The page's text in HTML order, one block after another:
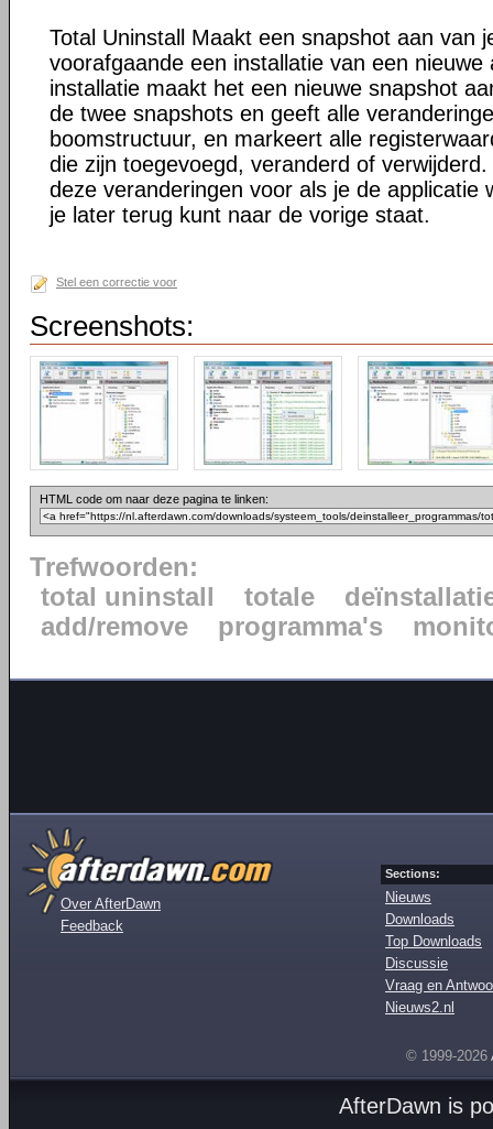
Total Uninstall Maakt een snapshot aan van
voorafgaande een installatie van een nieuwe
installatie maakt het een nieuwe snapshot
de twee snapshots en geeft alle
boomstructuur, en markeert alle
die zijn toegevoegd, veranderd of
deze veranderingen voor als je de applicatie
je later terug kunt naar de vorige staat.
Stel een correctie voor
Screenshots:
HTML code om naar deze pagina te linken:
Trefwoorden:
total uninstall
totale
add/remove
programma's
Over AfterDawn
Feedback
Sections:
Nieuws
Downloads
Top Downloads
Discussie
Vraag en
Nieuws2.nl
© 1999-2026
AfterDawn is